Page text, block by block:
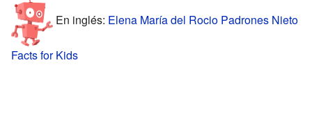
En inglés: Elena María del Rocio Padrones Nieto
Facts for Kids